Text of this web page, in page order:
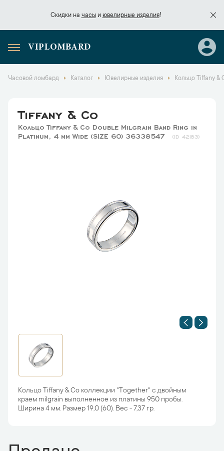
Скидки на часыи ювелирные изделия!
Скидки начасы
VIPLOMBARD
Часовой ломбард Каталог Ювелирные изделия Кольцо Tiffany &
Tiffany & Co
Кольцо Tiffany & Co Double Milgrain Band Ring in
Platinum, 4 mm Wide (SIZE 60) 36338547
42183
Кольцо Tiffany & Co коллекции "Together" с двойным
краем milgrain выполненное из платины 950 пробы.
Ширина 4 мм. Размер 19,0 (60). Вес - 7,37 гр.